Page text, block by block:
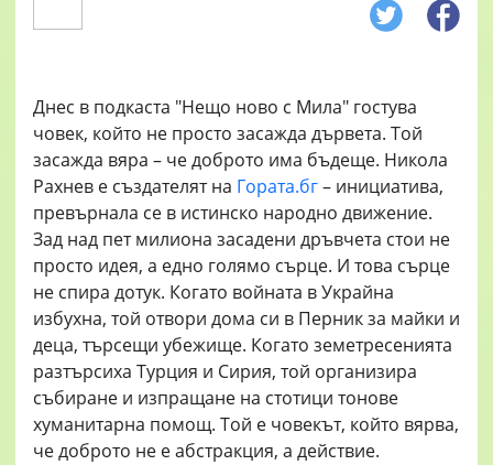
Днес в подкаста "Нещо ново с Мила" гостува
човек, който не просто засажда дървета. Той
засажда вяра – че доброто има бъдеще. Никола
Рахнев е създателят на Гората.бг– инициатива,
превърнала се в истинско народно движение.
Зад над пет милиона засадени дръвчета стои не
просто идея, а едно голямо сърце. И това сърце
не спира дотук. Когато войната в Украйна
избухна, той отвори дома си в Перник за майки и
деца, търсещи убежище. Когато земетресенията
разтърсиха Турция и Сирия, той организира
събиране и изпращане на стотици тонове
хуманитарна помощ. Той е човекът, който вярва,
че доброто не е абстракция, а действие.